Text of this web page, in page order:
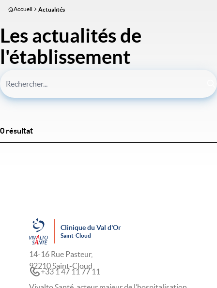
Aller
contenu
principal
Accueil Actualités
Les actualités de
l'établissement
0 résultat
Clinique du Val d'Or
Saint-Cloud
14-16 Rue Pasteur,
92210 Saint-Cloud
+33 1 47 11 77 11